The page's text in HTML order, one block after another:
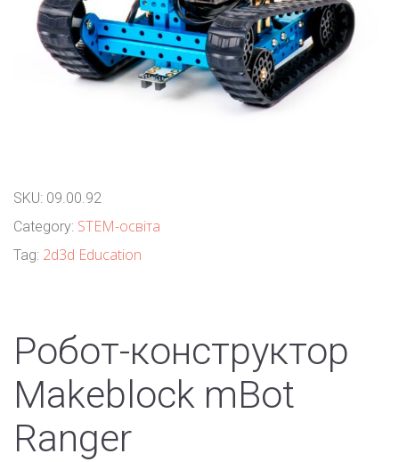
SKU: 09.00.92
Category: STEM-освіта
Tag: 2d3d Education
Робот-конструктор
Makeblock mBot
Ranger